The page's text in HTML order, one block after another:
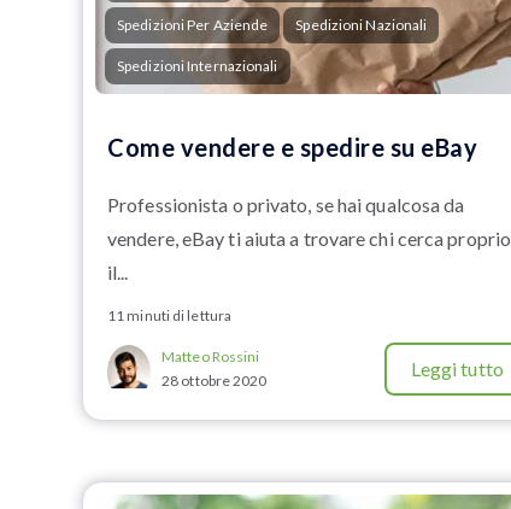
Spedizioni Per Aziende Spedizioni Nazionali
Spedizioni Internazionali
Come vendere e spedire su eBay
Professionista o privato, se hai qualcosa da
vendere, eBay ti aiuta a trovare chi cerca proprio
il...
11 minuti di lettura
Matteo Rossini
28 ottobre 2020
Leggi tutto